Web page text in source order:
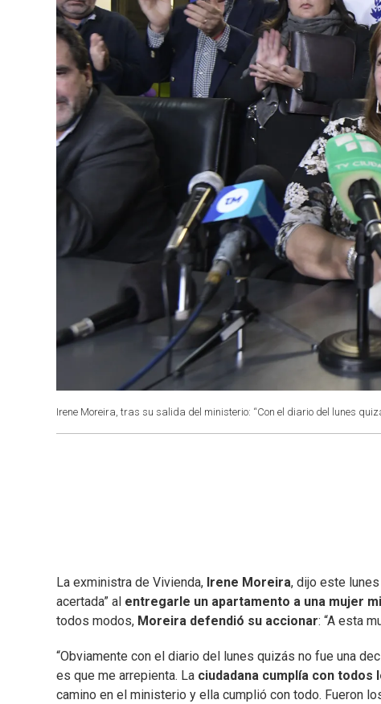
Irene Moreira, tras su salida del ministerio: “Con el diario del lunes
La exministra de Vivienda, Irene Moreira, dijo este
acertada” al entregarle un apartamento a una mujer
todos modos, Moreira defendió su accionar: “A esta
“Obviamente con el diario del lunes quizás no fue una
es que me arrepienta. La ciudadana cumplía con todos
camino en el ministerio y ella cumplió con todo. Fueron